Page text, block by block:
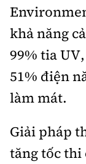
khả năng
99% tia
51% điện
làm mát.
Giải pháp
tăng tốc thi